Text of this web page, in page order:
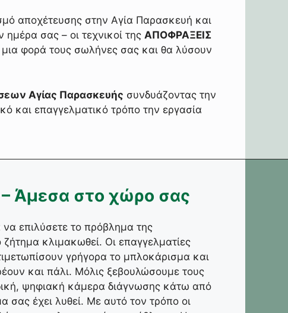
αποχέτευσης στην Αγία Παρασκευή και
σας – οι τεχνικοί της ΑΠΟΦΡΑΞΕΙΣ
φορά τους σωλήνες σας και θα λύσουν
Αγίας Παρασκευής συνδυάζοντας την
και επαγγελματικό τρόπο την εργασία
Άμεσα στο χώρο σας
να επιλύσετε το πρόβλημα της
κλιμακωθεί. Οι επαγγελματίες
γρήγορα το μπλοκάρισμα και
και πάλι. Μόλις ξεβουλώσουμε τους
ψηφιακή κάμερα διάγνωσης κάτω από
σας έχει λυθεί. Με αυτό τον τρόπο οι